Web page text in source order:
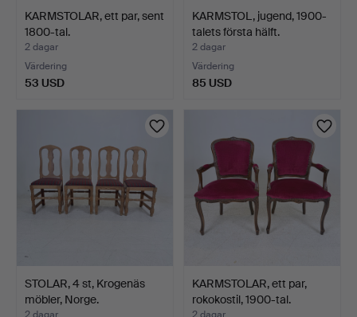
KARMSTOLAR, ett par, sent
1800-tal.
2 dagar
Värdering
53 USD
KARMSTOL, jugend, 1900-
talets första hälft.
2 dagar
Värdering
85 USD
STOLAR, 4 st, Krogenäs
möbler, Norge.
2 dagar
KARMSTOLAR, ett par,
rokokostil, 1900-tal.
2 dagar